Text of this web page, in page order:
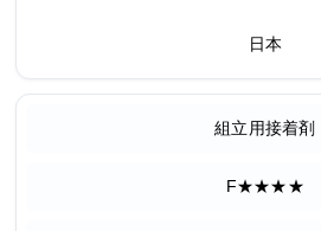
日本
組立用接着剤
F★★★★